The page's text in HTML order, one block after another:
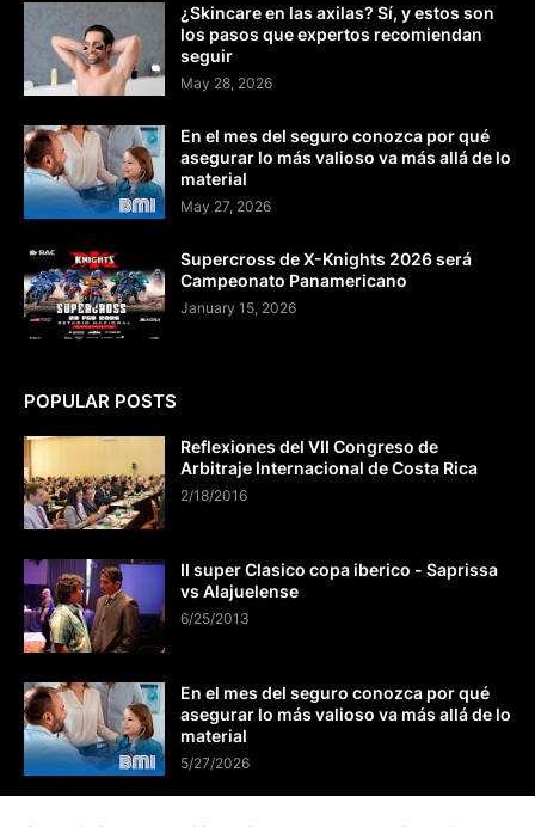
¿Skincare en las axilas? Sí, y estos son
los pasos que expertos recomiendan
seguir
May 28, 2026
En el mes del seguro conozca por qué
asegurar lo más valioso va más allá de lo
material
May 27, 2026
Supercross de X-Knights 2026 será
Campeonato Panamericano
January 15, 2026
POPULAR POSTS
Reflexiones del VII Congreso de
Arbitraje Internacional de Costa Rica
2/18/2016
II super Clasico copa iberico - Saprissa
vs Alajuelense
6/25/2013
En el mes del seguro conozca por qué
asegurar lo más valioso va más allá de lo
material
5/27/2026